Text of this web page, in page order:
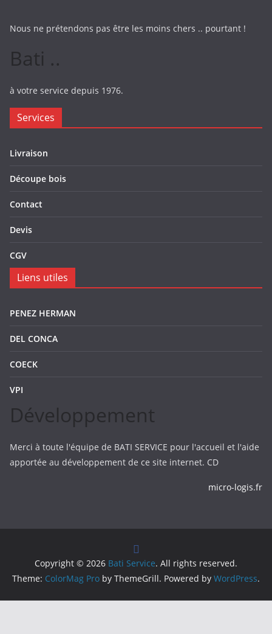
Nous ne prétendons pas être les moins chers .. pourtant !
Bati ..
à votre service depuis 1976.
Services
Livraison
Découpe bois
Contact
Devis
CGV
Liens utiles
PENEZ HERMAN
DEL CONCA
COECK
VPI
Développement
Merci à toute l'équipe de BATI SERVICE pour l'accueil et l'aide
apportée au développement de ce site internet. CD
micro-logis.fr
Copyright © 2026 Bati Service. All rights reserved.
Theme: ColorMag Pro by ThemeGrill. Powered by WordPress.